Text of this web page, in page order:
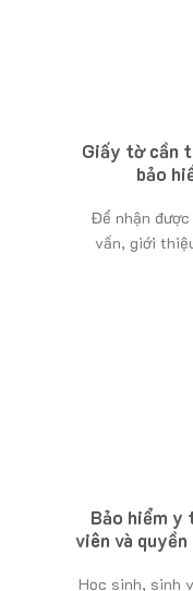
Giấy tờ cần
bảo
Để nhận
vấn, giới
Bảo hiểm y
viên và
Học sinh, sinh